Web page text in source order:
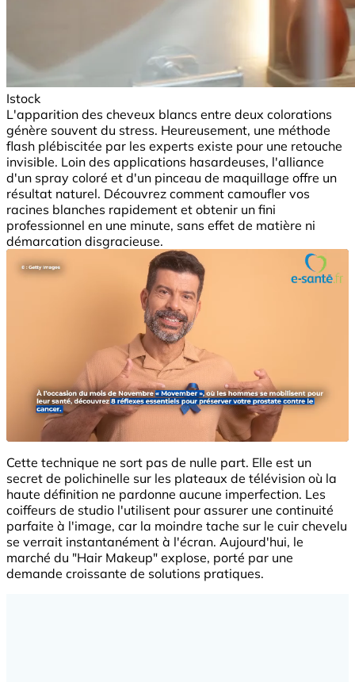
Istock
L'apparition des cheveux blancs entre deux colorations
génère souvent du stress. Heureusement, une méthode
flash plébiscitée par les experts existe pour une retouche
invisible. Loin des applications hasardeuses, l'alliance
d'un spray coloré et d'un pinceau de maquillage offre un
résultat naturel. Découvrez comment camoufler vos
racines blanches rapidement et obtenir un fini
professionnel en une minute, sans effet de matière ni
démarcation disgracieuse.
Cette technique ne sort pas de nulle part. Elle est un
secret de polichinelle sur les plateaux de télévision où la
haute définition ne pardonne aucune imperfection. Les
coiffeurs de studio l'utilisent pour assurer une continuité
parfaite à l'image, car la moindre tache sur le cuir chevelu
se verrait instantanément à l'écran. Aujourd'hui, le
marché du "Hair Makeup" explose, porté par une
demande croissante de solutions pratiques.